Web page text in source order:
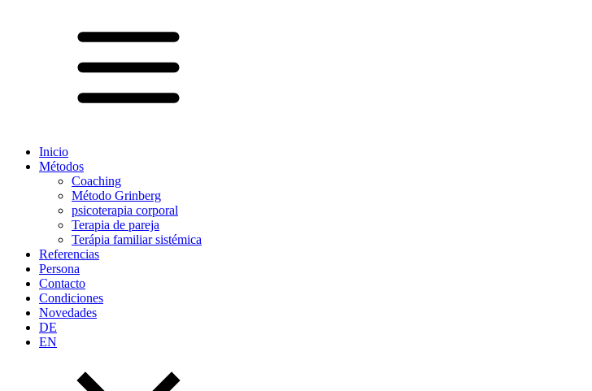
Inicio
Métodos
Coaching
Método Grinberg
psicoterapia corporal
Terapia de pareja
Terápia familiar sistémica
Referencias
Persona
Contacto
Condiciones
Novedades
DE
EN